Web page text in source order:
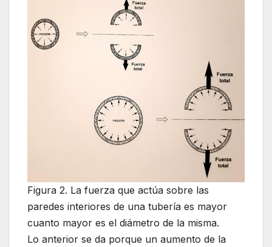
Figura 2. La fuerza que actúa sobre las
paredes interiores de una tubería es mayor
cuanto mayor es el diámetro de la misma.
Lo anterior se da porque un aumento de la